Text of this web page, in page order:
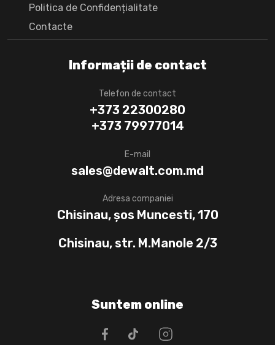
Informații de contact
Telefon de contact
+373 22300280
+373 79977014
E-mail
sales@dewalt.com.md
Adresa companiei
Chisinau, șos Muncesti, 170
Chisinau, str. M.Manole 2/3
Politica de Confidențialitate
Сontacte
Suntem online